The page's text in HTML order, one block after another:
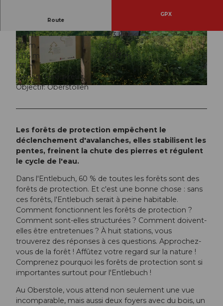
© UNESCO Biosphäre Entlebuch
© UNESCO Biosphäre Entlebuch © UNESCO Biosphäre Entlebuch |CC-BY
Route
GPX
0:41 h
1,93 km
171 m
2 m
1.116 m
1.287 m
171 m
Départ: Heiligkreuz
Objectif: Oberstollen
Les forêts de protection empêchent le
déclenchement d'avalanches, elles stabilisent les
pentes, freinent la chute des pierres et régulent
le cycle de l'eau.
Dans l'Entlebuch, 60 % de toutes les forêts sont des
forêts de protection. Et c'est une bonne chose : sans
ces forêts, l'Entlebuch serait à peine habitable.
Comment fonctionnent les forêts de protection ?
Comment sont-elles structurées ? Comment doivent-
elles être entretenues ? À huit stations, vous
trouverez des réponses à ces questions. Approchez-
vous de la forêt ! Affûtez votre regard sur la nature !
Comprenez pourquoi les forêts de protection sont si
importantes surtout pour l'Entlebuch !
Au Oberstole, vous attend non seulement une vue
incomparable, mais aussi deux foyers avec du bois, un